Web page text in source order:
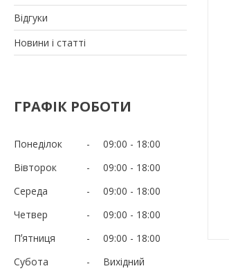
Відгуки
Новини і статті
ГРАФІК РОБОТИ
Понеділок 09:00
18:00
Вівторок
09:00
18:00
Середа
09:00
18:00
Четвер
09:00
18:00
Пʼятниця
09:00
18:00
Субота
Вихідний